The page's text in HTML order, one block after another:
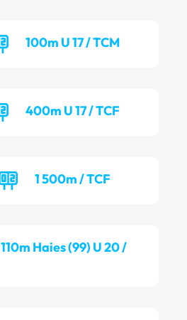
100m U 17 / TCM
400m U 17 / TCF
1 500m / TCF
110m Haies (99) U 20 /